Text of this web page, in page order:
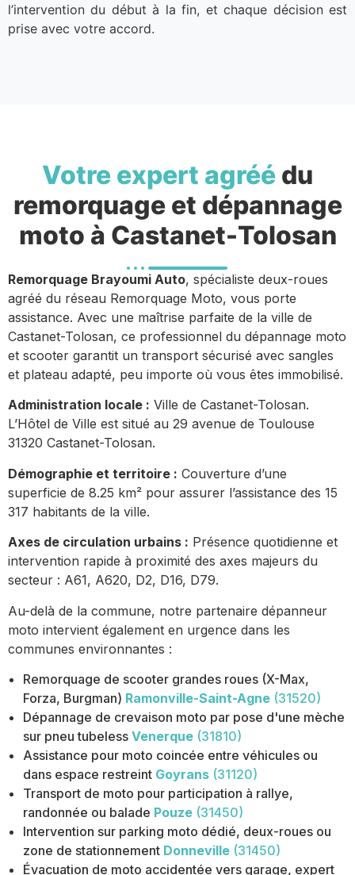
l’intervention du début à la fin, et chaque décision est
prise avec votre accord.
Votre expert agréé du
remorquage et dépannage
moto à Castanet-Tolosan
Remorquage Brayoumi Auto, spécialiste deux-roues
agréé du réseau Remorquage Moto, vous porte
assistance. Avec une maîtrise parfaite de la ville de
Castanet-Tolosan, ce professionnel du dépannage moto
et scooter garantit un transport sécurisé avec sangles
et plateau adapté, peu importe où vous êtes immobilisé.
Administration locale : Ville de Castanet-Tolosan.
L’Hôtel de Ville est situé au 29 avenue de Toulouse
31320 Castanet-Tolosan.
Démographie et territoire : Couverture d’une
superficie de 8.25 km² pour assurer l’assistance des 15
317 habitants de la ville.
Axes de circulation urbains : Présence quotidienne et
intervention rapide à proximité des axes majeurs du
secteur : A61, A620, D2, D16, D79.
Au-delà de la commune, notre partenaire dépanneur
moto intervient également en urgence dans les
communes environnantes :
Remorquage de scooter grandes roues (X-Max,
Forza, Burgman) Ramonville-Saint-Agne (31520)
Dépannage de crevaison moto par pose d'une mèche
sur pneu tubeless Venerque (31810)
Assistance pour moto coincée entre véhicules ou
dans espace restreint Goyrans (31120)
Transport de moto pour participation à rallye,
randonnée ou balade Pouze (31450)
Intervention sur parking moto dédié, deux-roues ou
zone de stationnement Donneville (31450)
Évacuation de moto accidentée vers garage, expert